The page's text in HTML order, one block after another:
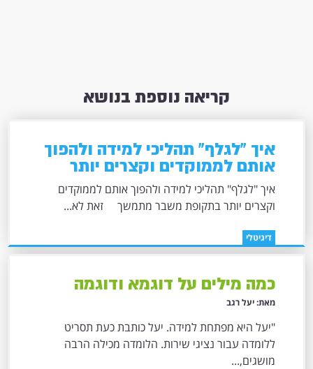
קריאה נוספת בנושא
איך "לגלף" תהליכי למידה ולהפוך
אותם לממוקדים וקצרים יותר
בתקופת משבר מתמשך
איך "לגלף" תהליכי למידה ולהפוך אותם לממוקדים
וקצרים יותר בתקופת משבר מתמשך זאת לא...
דיגיטלי
כמה מילים על דוגמא ודוגמה
מאת: יעל רגב
"יעל היא מפתחת למידה. יעל כותבת כעת תסריט
ללומדה עבור נציגי שירות. הלומדה מכילה הרבה
מושגים,...